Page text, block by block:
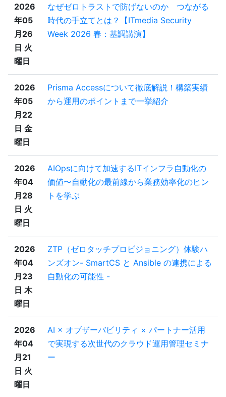
2026
年05
月26
日 火
曜日
なぜゼロトラストで防げないのか つながる
時代の手立てとは？【ITmedia Security
Week 2026 春：基調講演】
2026
年05
月22
日 金
曜日
Prisma Accessについて徹底解説！構築実績
から運用のポイントまで一挙紹介
2026
年04
月28
日 火
曜日
AIOpsに向けて加速するITインフラ自動化の
価値〜自動化の最前線から業務効率化のヒン
トを学ぶ
2026
年04
月23
日 木
曜日
ZTP（ゼロタッチプロビジョニング）体験ハ
ンズオン- SmartCS と Ansible の連携による
自動化の可能性 -
2026
年04
月21
日 火
曜日
AI × オブザーバビリティ × パートナー活用
で実現する次世代のクラウド運用管理セミナ
ー